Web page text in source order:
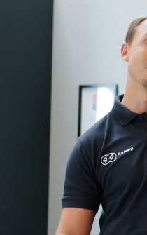
En
Med bred kompetens
allt från konsultation
mjukvaruavtal –